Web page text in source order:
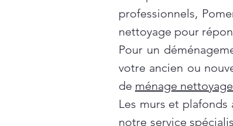
professionnels,
nettoyage pour
Pour un
votre ancien ou
de ménage
Les murs et
notre service